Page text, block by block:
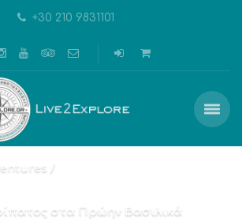
+30 210 9831101
στα Πρώην Βασιλικά